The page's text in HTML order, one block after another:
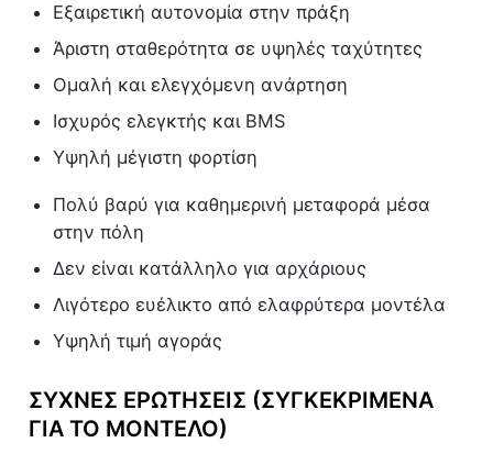
Εξαιρετική αυτονομία στην πράξη
Άριστη σταθερότητα σε υψηλές ταχύτητες
Ομαλή και ελεγχόμενη ανάρτηση
Ισχυρός ελεγκτής και BMS
Υψηλή μέγιστη φορτίση
Πολύ βαρύ για καθημερινή μεταφορά μέσα
στην πόλη
Δεν είναι κατάλληλο για αρχάριους
Λιγότερο ευέλικτο από ελαφρύτερα μοντέλα
Υψηλή τιμή αγοράς
ΣΥΧΝΈΣ ΕΡΩΤΉΣΕΙΣ (ΣΥΓΚΕΚΡΙΜΈΝΑ
ΓΙΑ ΤΟ ΜΟΝΤΈΛΟ)